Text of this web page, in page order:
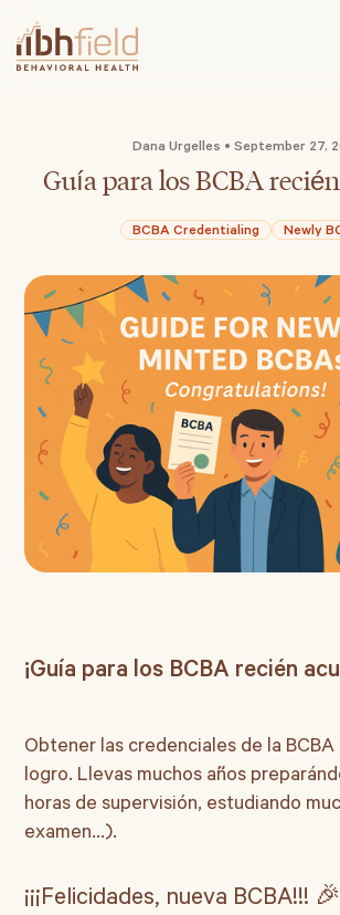
Dana Urgelles • September 27,
Guía para los BCBA
BCBA Credentialing Newly
¡Guía para los BCBA recién
Obtener las credenciales de la BCBA
logro. Llevas muchos años
horas de supervisión, estudiando
examen...).
¡¡¡Felicidades, nueva BCBA!!! 🎉